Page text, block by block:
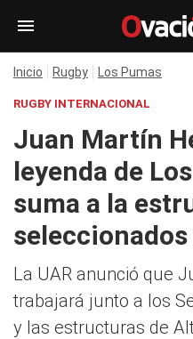
Inicio Rugby Los Pumas
RUGBY INTERNACIONAL
Juan Martín
leyenda de
suma a la
La UAR anunció que
trabajará junto a los
y las estructuras de